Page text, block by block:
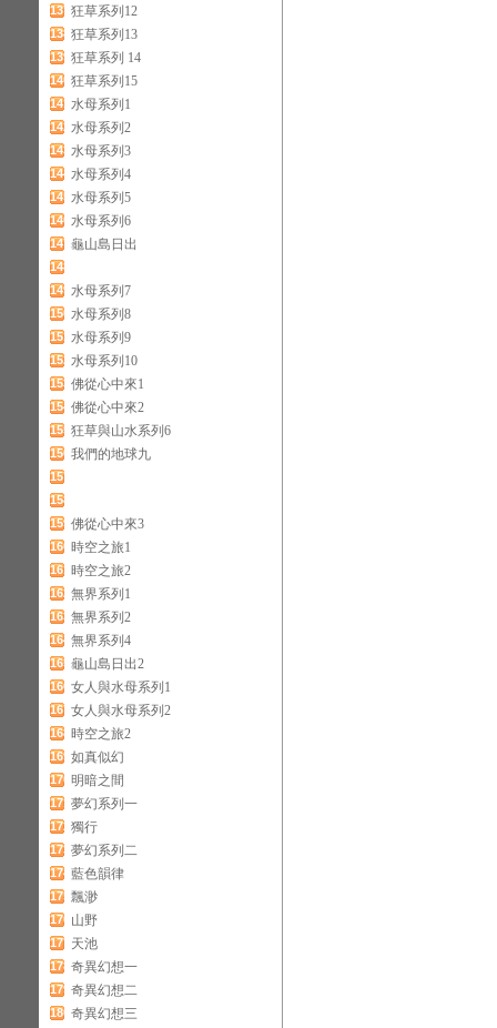
137 狂草系列12
138 狂草系列13
139 狂草系列 14
140 狂草系列15
141 水母系列1
142 水母系列2
143 水母系列3
144 水母系列4
145 水母系列5
146 水母系列6
147 龜山島日出
148
149 水母系列7
150 水母系列8
151 水母系列9
152 水母系列10
153 佛從心中來1
154 佛從心中來2
155 狂草與山水系列6
156 我們的地球九
157
158
159 佛從心中來3
160 時空之旅1
161 時空之旅2
162 無界系列1
163 無界系列2
164 無界系列4
165 龜山島日出2
166 女人與水母系列1
167 女人與水母系列2
168 時空之旅2
169 如真似幻
170 明暗之間
171 夢幻系列一
172 獨行
173 夢幻系列二
174 藍色韻律
175 飄渺
176 山野
177 天池
178 奇異幻想一
179 奇異幻想二
180 奇異幻想三